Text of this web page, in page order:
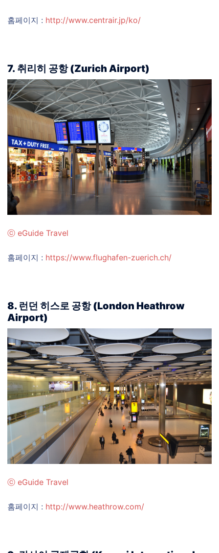
홈페이지 : http://www.centrair.jp/ko/
7. 취리히 공항 (Zurich Airport)
ⓒ eGuide Travel
홈페이지 : https://www.flughafen-zuerich.ch/
8. 런던 히스로 공항 (London Heathrow
Airport)
ⓒ eGuide Travel
홈페이지 : http://www.heathrow.com/